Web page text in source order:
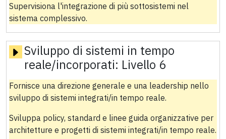
Supervisiona l'integrazione di più sottosistemi nel
sistema complessivo.
Sviluppo di sistemi in tempo
reale/incorporati: Livello 6
Fornisce una direzione generale e una leadership nello
sviluppo di sistemi integrati/in tempo reale.
Sviluppa policy, standard e linee guida organizzative per
architetture e progetti di sistemi integrati/in tempo reale.